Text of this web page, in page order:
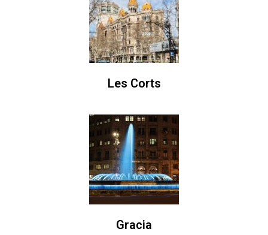
Les Corts
Gracia